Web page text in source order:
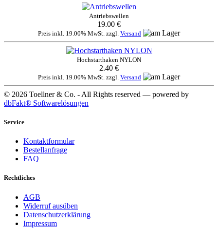
Antriebswellen
19.00 €
Preis inkl. 19.00% MwSt. zzgl. Versand
Hochstarthaken NYLON
2.40 €
Preis inkl. 19.00% MwSt. zzgl. Versand
© 2026 Toellner & Co. - All Rights reserved — powered by
dbFakt® Softwarelösungen
Service
Kontaktformular
Bestellanfrage
FAQ
Rechtliches
AGB
Widerruf ausüben
Datenschutzerklärung
Impressum